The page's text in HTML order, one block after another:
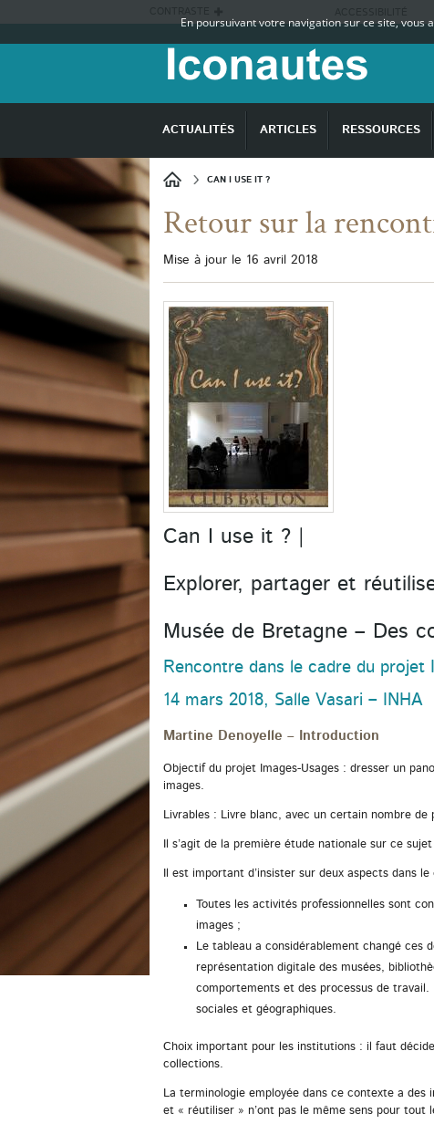
En poursuivant votre navigation sur ce site,
ACTUALITÉS ARTICLES RESSOURCES
CAN I USE IT ?
Retour sur la
Mise à jour le 16 avril 2018
Can I use it ? |
Explorer, partager et
Musée de Bretagne – Des
Rencontre dans le cadre du projet
14 mars 2018, Salle Vasari – INHA
Martine Denoyelle – Introduction
Objectif du projet Images-Usages : dresser un
images.
Livrables : Livre blanc, avec un certain nombre de
Il s’agit de la première étude nationale sur ce
Il est important d’insister sur deux aspects dans
Toutes les activités professionnelles sont
images ;
Le tableau a considérablement changé ces
représentation digitale des musées,
comportements et des processus de
sociales et géographiques.
Choix important pour les institutions : il faut
collections.
La terminologie employée dans ce contexte a
et « réutiliser » n’ont pas le même sens pour tout